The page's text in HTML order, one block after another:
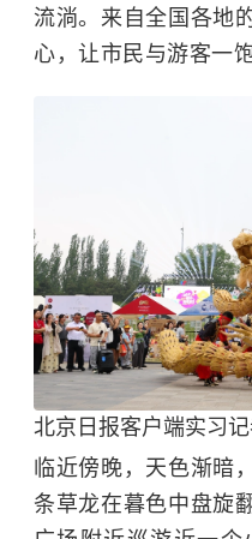
流淌。来自全国各地
心，让市民与游客一饱
北京日报客户端实习
临近傍晚，天色渐暗
条草龙在暮色中盘旋